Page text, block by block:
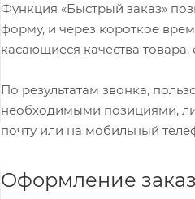
Функция «Быстрый заказ»
форму, и через короткое
касающиеся качества
По результатам звонка,
необходимыми позициями,
почту или на мобильный
Оформление